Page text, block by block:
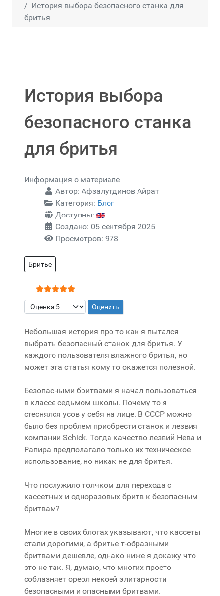
История выбора безопасного станка для
бритья
История выбора
безопасного станка
для бритья
Информация о материале
Автор: Афзалутдинов Айрат
Категория: Блог
Доступны:
Создано: 05 сентября 2025
Просмотров: 978
Бритье
Рейтинг:5/5
Пожалуйста, оцените
Небольшая история про то как я пытался
выбрать безопасный станок для бритья. У
каждого пользователя влажного бритья, но
может эта статья кому то окажется полезной.
Безопасными бритвами я начал пользоваться
в классе седьмом школы. Почему то я
стеснялся усов у себя на лице. В СССР можно
было без проблем приобрести станок и лезвия
компании Schick. Тогда качество лезвий Нева и
Рапира предполагало только их техническое
использование, но никак не для бритья.
Что послужило толчком для перехода с
кассетных и одноразовых бритв к безопасным
бритвам?
Многие в своих блогах указывают, что кассеты
стали дорогими, а бритье т-образными
бритвами дешевле, однако ниже я докажу что
это не так. Я, думаю, что многих просто
соблазняет ореол некоей элитарности
безопасными и опасными бритвами.